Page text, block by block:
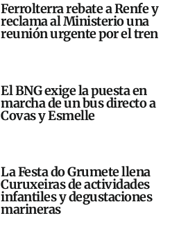
Ferrolterra rebate a Renfe y
reclama al Ministerio una
reunión urgente por el tren
El BNG exige la puesta en
marcha de un bus directo a
Covas y Esmelle
La Festa do Grumete llena
Curuxeiras de actividades
infantiles y degustaciones
marineras